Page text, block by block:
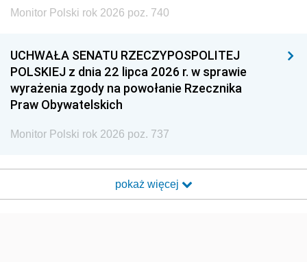
Monitor Polski rok 2026 poz. 740
UCHWAŁA SENATU RZECZYPOSPOLITEJ
POLSKIEJ z dnia 22 lipca 2026 r. w sprawie
wyrażenia zgody na powołanie Rzecznika
Praw Obywatelskich
Monitor Polski rok 2026 poz. 737
pokaż więcej